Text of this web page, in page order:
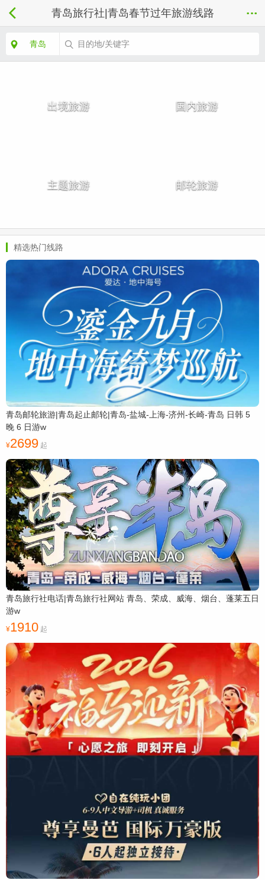
青岛旅行社|青岛春节过年旅游线路
青岛 目的地/关键字
出境旅游 国内旅游
主题旅游 邮轮旅游
精选热门线路
青岛邮轮旅游|青岛起止邮轮|青岛-盐城-上海-济州-长崎-青岛 日韩 5
晚 6 日游w
2699 起
青岛旅行社电话|青岛旅行社网站 青岛、荣成、威海、烟台、蓬莱五日
游w
1910 起